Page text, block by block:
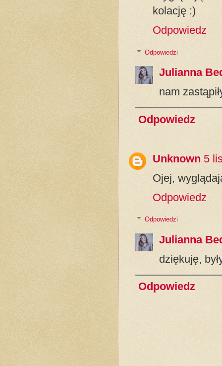
kolację :)
Odpowiedz
Odpowiedzi
Julianna
nam
Odpowiedz
Unknown 5
Ojej,
Odpowiedz
Odpowiedzi
Julianna
dziękuję,
Odpowiedz